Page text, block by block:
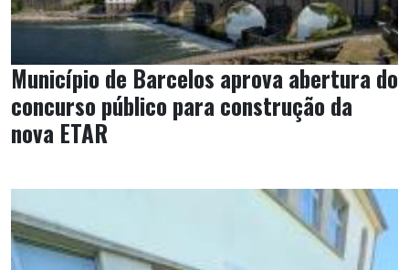
Município de Barcelos aprova abertura do
concurso público para construção da
nova ETAR